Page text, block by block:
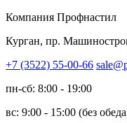
Компания Профнастил
Курган, пр.
+7 (3522) 55-00-66
пн-сб: 8:00 - 19:00
вс: 9:00 - 15:00 (без